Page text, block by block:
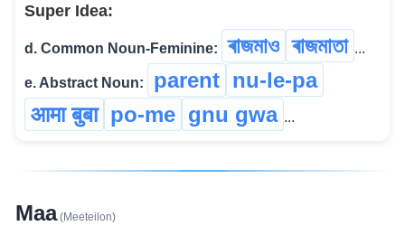
Super Idea:
d. Common Noun-Feminine: ৰাজমাও ৰাজমাতা ...
e. Abstract Noun: parent nu-le-pa
आमा बुबा po-me gnu gwa ...
Maa(Meeteilon)